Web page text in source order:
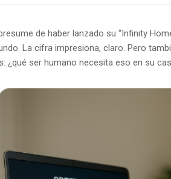
de haber lanzado su “Infinity
La cifra impresiona, claro. Pero
¿qué ser humano necesita eso en su